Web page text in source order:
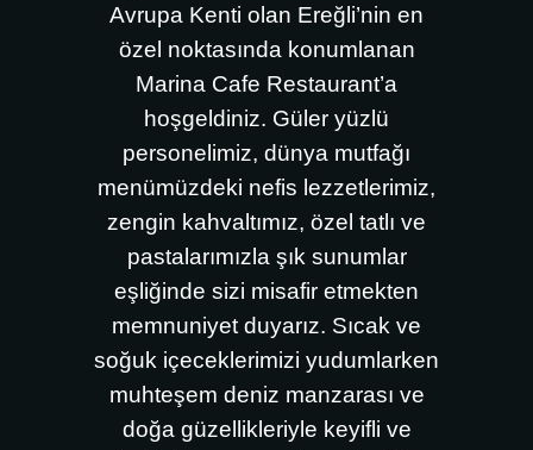
Avrupa Kenti olan Ereğli’nin en
özel noktasında konumlanan
Marina Cafe Restaurant’a
hoşgeldiniz. Güler yüzlü
personelimiz, dünya mutfağı
menümüzdeki nefis lezzetlerimiz,
zengin kahvaltımız, özel tatlı ve
pastalarımızla şık sunumlar
eşliğinde sizi misafir etmekten
memnuniyet duyarız. Sıcak ve
soğuk içeceklerimizi yudumlarken
muhteşem deniz manzarası ve
doğa güzellikleriyle keyifli ve